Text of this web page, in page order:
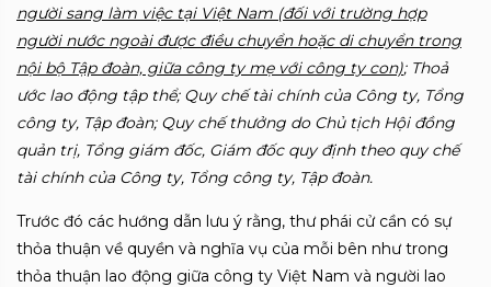
người sang làm việc tại Việt Nam (đối với trường hợp
người nước ngoài được điều chuyển hoặc di chuyển trong
nội bộ Tập đoàn, giữa công ty mẹ với công ty con); Thoả
ước lao động tập thể; Quy chế tài chính của Công ty, Tổng
công ty, Tập đoàn; Quy chế thưởng do Chủ tịch Hội đồng
quản trị, Tổng giám đốc, Giám đốc quy định theo quy chế
tài chính của Công ty, Tổng công ty, Tập đoàn.
Trước đó các hướng dẫn lưu ý rằng, thư phái cử cần có sự
thỏa thuận về quyền và nghĩa vụ của mỗi bên như trong
thỏa thuận lao động giữa công ty Việt Nam và người lao